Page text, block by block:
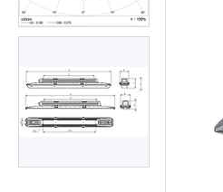
Отзывы